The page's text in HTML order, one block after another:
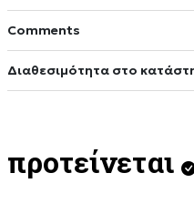
Comments
Διαθεσιμότητα στο
προτείνεται